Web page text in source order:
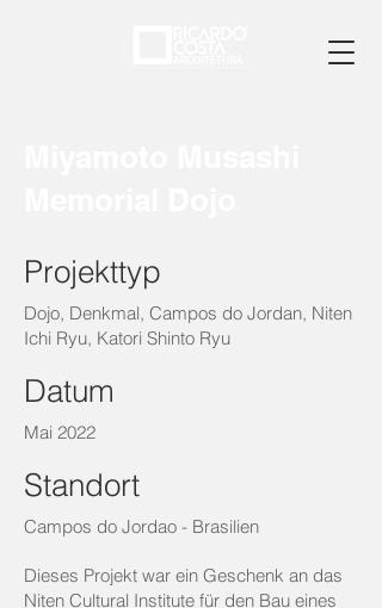
Projekttyp
Dojo, Denkmal, Campos do Jordan, Niten
Ichi Ryu, Katori Shinto Ryu
Datum
Mai 2022
Standort
Campos do Jordao - Brasilien
Dieses Projekt war ein Geschenk an das
Niten Cultural Institute für den Bau eines